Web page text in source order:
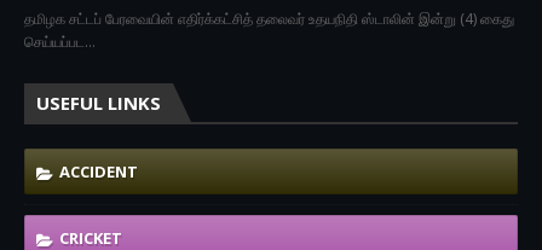
தமிழக சட்டப் பேரவையின் எதிர்க்கட்சித் தலைவர் உதயநிதி ஸ்டாலின் இன்று (4) கைது
செய்யப்பட…
USEFUL LINKS
ACCIDENT
CRICKET